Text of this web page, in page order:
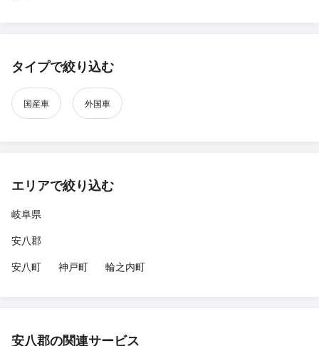
タイプで絞り込む
国産車 外国車
エリアで絞り込む
岐阜県
安八郡
安八町
神戸町 輪之内町
安八郡の関連サービス